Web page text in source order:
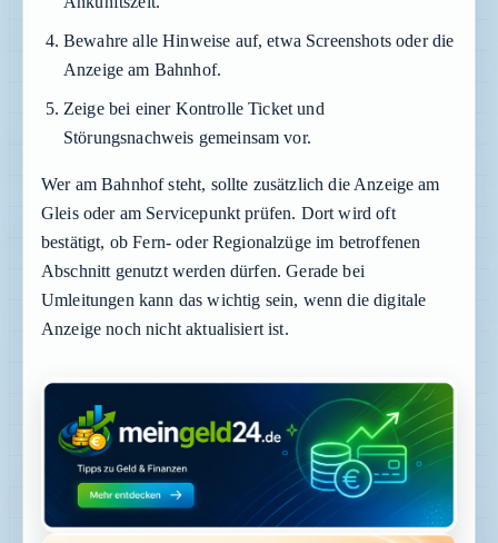
Bewahre alle Hinweise auf, etwa Screenshots oder die
Anzeige am Bahnhof.
Zeige bei einer Kontrolle Ticket und
Störungsnachweis gemeinsam vor.
Wer am Bahnhof steht, sollte zusätzlich die Anzeige am
Gleis oder am Servicepunkt prüfen. Dort wird oft
bestätigt, ob Fern- oder Regionalzüge im betroffenen
Abschnitt genutzt werden dürfen. Gerade bei
Umleitungen kann das wichtig sein, wenn die digitale
Anzeige noch nicht aktualisiert ist.